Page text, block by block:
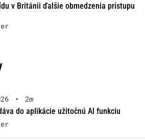
v Británii ďalšie obmedzenia prístupu
•
2m
do aplikácie užitočnú AI funkciu